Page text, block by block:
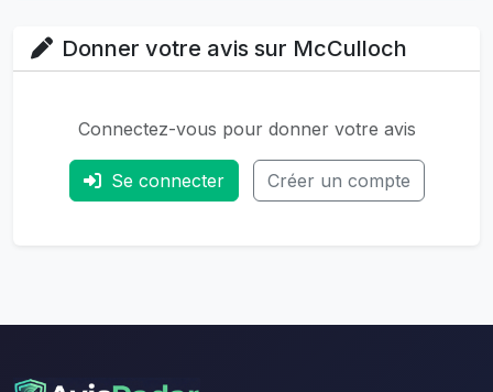
Donner votre avis sur McCulloch
Connectez-vous pour donner votre avis
Se connecter Créer un compte